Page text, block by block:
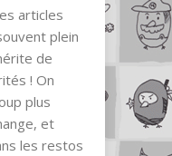
articles
plein
de
! On
plus
et
les restos